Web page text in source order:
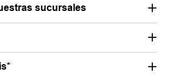
sucursales